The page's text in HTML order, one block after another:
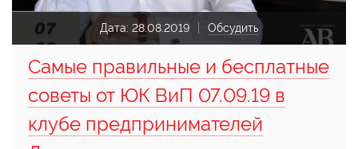
Самые правильные и бесплатные
советы от ЮК ВиП 07.09.19 в
клубе предпринимателей
Дата: 28.08.2019 Обсудить